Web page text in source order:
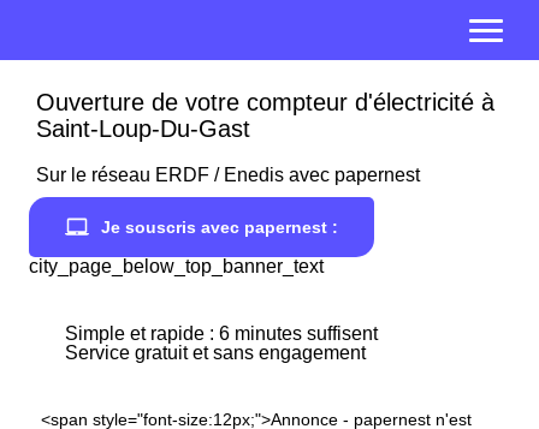
Ouverture de votre compteur d'électricité à
Saint-Loup-Du-Gast
Sur le réseau ERDF / Enedis avec papernest
Je souscris avec papernest :
city_page_below_top_banner_text
Simple et rapide : 6 minutes suffisent
Service gratuit et sans engagement
<span style="font-size:12px;">Annonce - papernest n'est